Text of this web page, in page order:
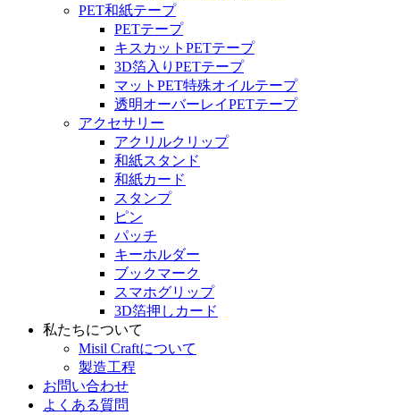
PET和紙テープ
PETテープ
キスカットPETテープ
3D箔入りPETテープ
マットPET特殊オイルテープ
透明オーバーレイPETテープ
アクセサリー
アクリルクリップ
和紙スタンド
和紙カード
スタンプ
ピン
パッチ
キーホルダー
ブックマーク
スマホグリップ
3D箔押しカード
私たちについて
Misil Craftについて
製造工程
お問い合わせ
よくある質問